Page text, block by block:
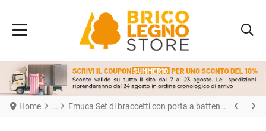
Home Emuca Set di braccetti con porta a battente NSDX, forza 20-70kgxcm, Acciaio e Zama, Nichelato